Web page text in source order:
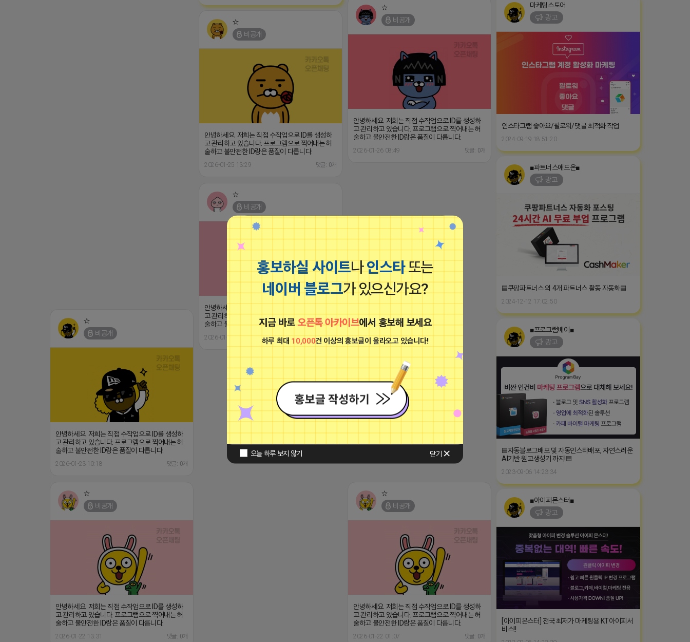
홍보하실 사이트나인스타또는
네이버 블로그가 있으신가요?
지금 바로오픈톡 아카이브에서 홍보해 보세요
하루 최대 10,000건 이상의 홍보글이 올라오고 있습니다!
오늘 하루 보지 않기 닫기
마케팅스토어
광고
인스타그램 좋아요/팔로워/댓글 최적화 작업
2024-09-19 18:51:20
☆
비공개
안녕하세요. 저희는 직접 수작업으로 ID를 생성하
고 관리하고 있습니다. 프로그램으로 찍어내는 허
술하고 불안전한 ID랑은 품질이 다릅니다.
2026-01-26 08:49 댓글: 0개
☆
비공개
안녕하세요. 저희는 직접 수작업으로 ID를 생성하
고 관리하고 있습니다. 프로그램으로 찍어내는 허
술하고 불안전한 ID랑은 품질이 다릅니다.
2026-01-25 13:29 댓글: 0개
■파트너스애드온■
광고
▤쿠팡파트너스 외 4개 파트너스 활동 자동화▤
2024-12-12 17:02:50
☆
비공개
안녕하세요. 저희는 직접 수작업으로 ID를 생성하
고 관리하고 있습니다. 프로그램으로 찍어내는 허
술하고 불안전한 ID랑은 품질이 다릅니다.
2026-01-24 13:15 댓글: 0개
☆
비공개
안녕하세요. 저희는 직접 수작업으로 ID를 생성하
고 관리하고 있습니다. 프로그램으로 찍어내는 허
술하고 불안전한 ID랑은 품질이 다릅니다.
2026-01-23 10:18 댓글: 0개
■프로그램베이■
광고
▤자동블로그배포 및 자동인스타배포, 자연스러운
AI기반 원고생성기 까지!▤
2023-09-06 14:23:34
☆
비공개
안녕하세요. 저희는 직접 수작업으로 ID를 생성하
고 관리하고 있습니다. 프로그램으로 찍어내는 허
술하고 불안전한 ID랑은 품질이 다릅니다.
2026-01-22 13:31 댓글: 0개
☆
비공개
안녕하세요. 저희는 직접 수작업으로 ID를 생성하
고 관리하고 있습니다. 프로그램으로 찍어내는 허
술하고 불안전한 ID랑은 품질이 다릅니다.
2026-01-22 01:07 댓글: 0개
■아이피몬스터■
광고
[아이피몬스터] 전국 최저가 마케팅용 KT아이피서
비스!!